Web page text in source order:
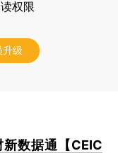
权限
升级
新数据通【CEIC